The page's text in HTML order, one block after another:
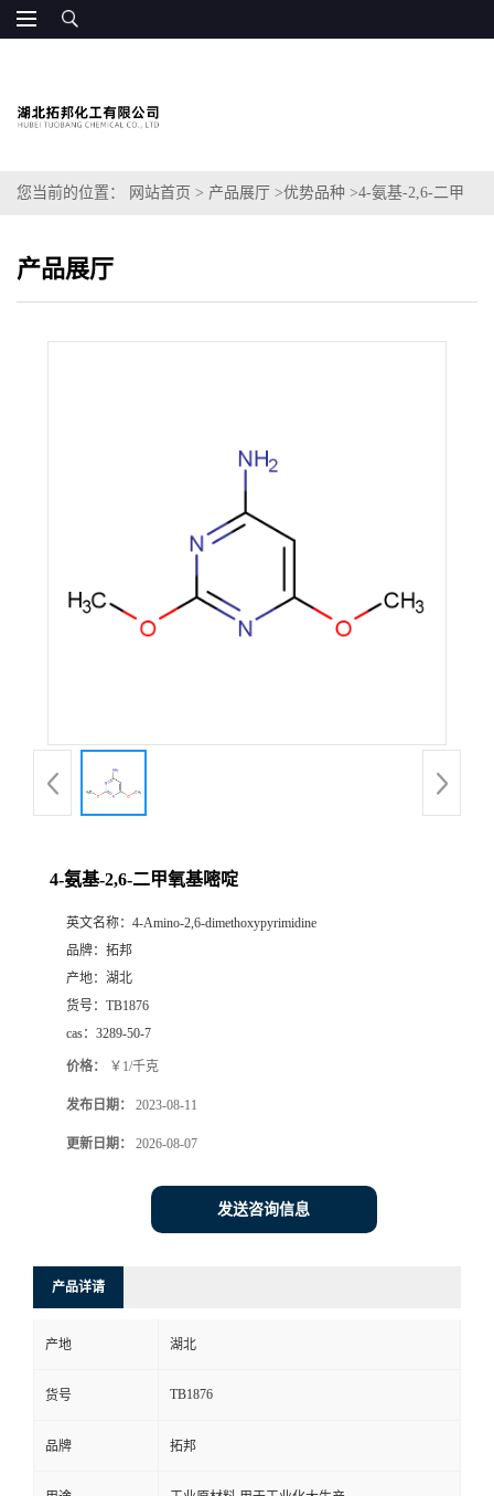
您当前的位置： 网站首页 > 产品展厅 >优势品种 >4-氨基-2,6-二甲
产品展厅
4-氨基-2,6-二甲氧基嘧啶
英文名称： 4-Amino-2,6-dimethoxypyrimidine
品牌： 拓邦
产地： 湖北
货号： TB1876
cas： 3289-50-7
价格： ￥1/千克
发布日期： 2023-08-11
更新日期： 2026-08-07
发送咨询信息
产品详请
产地 湖北
货号 TB1876
品牌 拓邦